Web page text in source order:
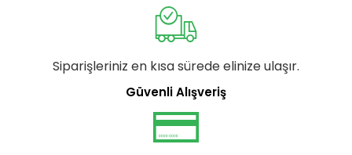
Siparişleriniz en kısa sürede elinize ulaşır.
Güvenli Alışveriş